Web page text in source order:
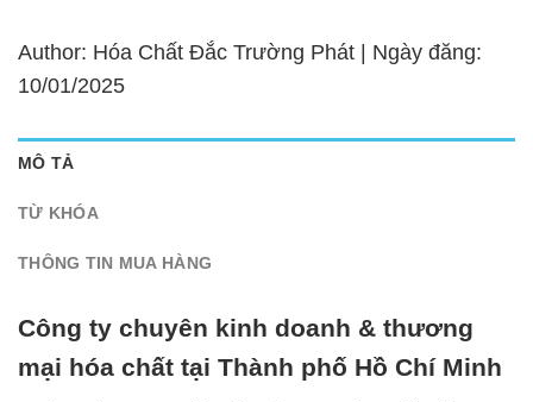
Author: Hóa Chất Đắc Trường Phát | Ngày đăng:
10/01/2025
MÔ TẢ
TỪ KHÓA
THÔNG TIN MUA HÀNG
Công ty chuyên kinh doanh & thương
mại hóa chất tại Thành phố Hồ Chí Minh